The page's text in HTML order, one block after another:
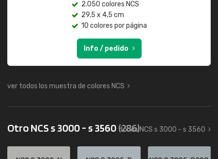
2.050 colores NCS
29,5 x 4,5 cm
10 colores por página
Info / pedido
ver todos los muestra de colores NCS
Otro NCS s 3000 - s 3560(286)
todos NCS s 3000 - s 3560